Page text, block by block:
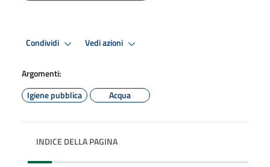
Condividi Vedi azioni
Argomenti:
Igiene pubblica
Acqua
INDICE DELLA PAGINA